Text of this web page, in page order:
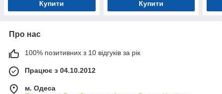
Купити Купити
Про нас
100% позитивних з 10 відгуків за рік
Працює з 04.10.2012
м. Одеса